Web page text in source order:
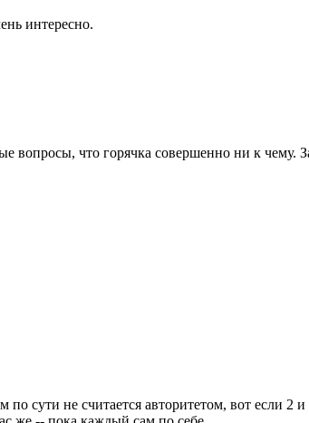
интересно.
вопросы, что горячка совершенно ни к
сути не считается авторитетом, вот если 2